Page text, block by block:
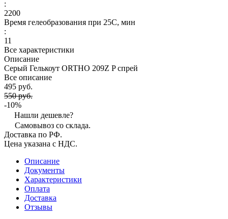
:
2200
Время гелеобразования при 25С, мин
:
11
Все характеристики
Описание
Серый Гелькоут ORTHO 209Z P спрей
Все описание
495 руб.
550 руб.
-10%
Нашли дешевле?
Самовывоз со склада.
Доставка по РФ.
Цена указана с НДС.
Описание
Документы
Характеристики
Оплата
Доставка
Отзывы